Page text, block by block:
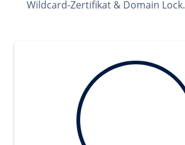
Wildcard-Zertifikat & Domain Lock.